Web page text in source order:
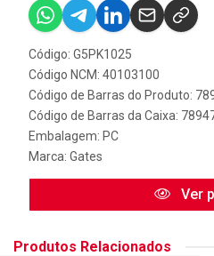
Código: G5PK1025
Código NCM: 40103100
Código de Barras do Produto:
Código de Barras da Caixa:
Embalagem: PC
Marca: Gates
Ver
Produtos Relacionados